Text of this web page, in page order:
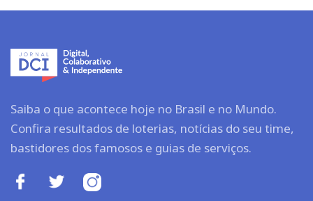
Saiba o que acontece hoje no Brasil e no Mundo.
Confira resultados de loterias, notícias do seu time,
bastidores dos famosos e guias de serviços.